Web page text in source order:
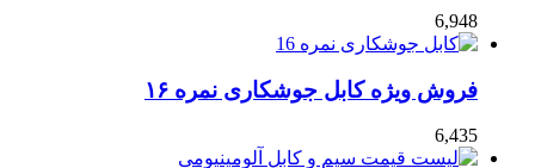
6,948
فروش ویژه کابل جوشکاری نمره ۱۶
6,435